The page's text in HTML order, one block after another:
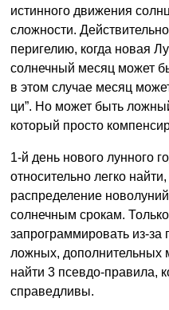
истинного движения
сложности.
перигелию, когда новая
солнечный месяц может
в этом случае месяц
ци”. Но может быть
который просто
1-й день нового лунного
относительно легко
распределение
солнечным срокам.
запрограммировать из-
ложных, дополнительных
найти 3 псевдо-правила,
справедливы.